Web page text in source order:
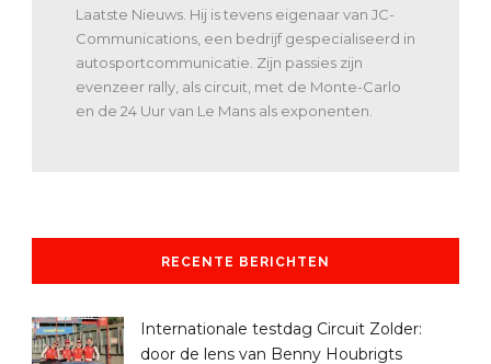
Laatste Nieuws. Hij is tevens eigenaar van JC-
Communications, een bedrijf gespecialiseerd in
autosportcommunicatie. Zijn passies zijn
evenzeer rally, als circuit, met de Monte-Carlo
en de 24 Uur van Le Mans als exponenten.
RECENTE BERICHTEN
Internationale testdag Circuit Zolder:
door de lens van Benny Houbrigts